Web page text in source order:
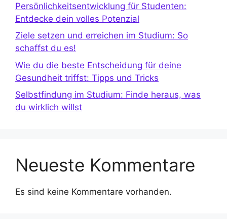
Persönlichkeitsentwicklung für Studenten:
Entdecke dein volles Potenzial
Ziele setzen und erreichen im Studium: So
schaffst du es!
Wie du die beste Entscheidung für deine
Gesundheit triffst: Tipps und Tricks
Selbstfindung im Studium: Finde heraus, was
du wirklich willst
Neueste Kommentare
Es sind keine Kommentare vorhanden.